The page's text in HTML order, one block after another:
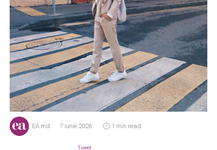
EA.md 7 iunie 2026 1 min read
Tweet